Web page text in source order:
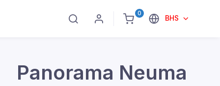
0
BHS
Panorama Neuma